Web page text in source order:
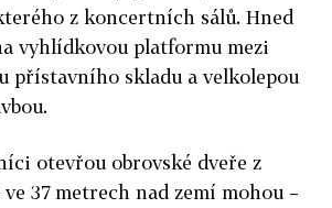
z koncertních sálů. Hned
vyhlídkovou platformu mezi
přístavního skladu a velkolepou
otevřou obrovské dveře z
37 metrech nad zemí mohou –